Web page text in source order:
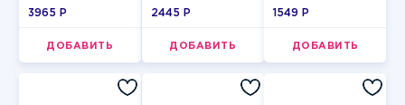
3965 P
ДОБАВИТЬ
2445 P
ДОБАВИТЬ
1549 P
ДОБАВИТЬ